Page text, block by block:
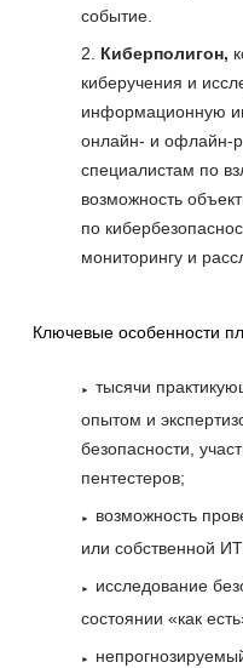
событие.
Киберполигон,
киберучения и
информационную
онлайн- и офлайн-
специалистам по
возможность
по
мониторингу и
Ключевые особенности
тысячи
опытом и
безопасности,
пентестеров;
возможность
или собственной
исследование
состоянии «как